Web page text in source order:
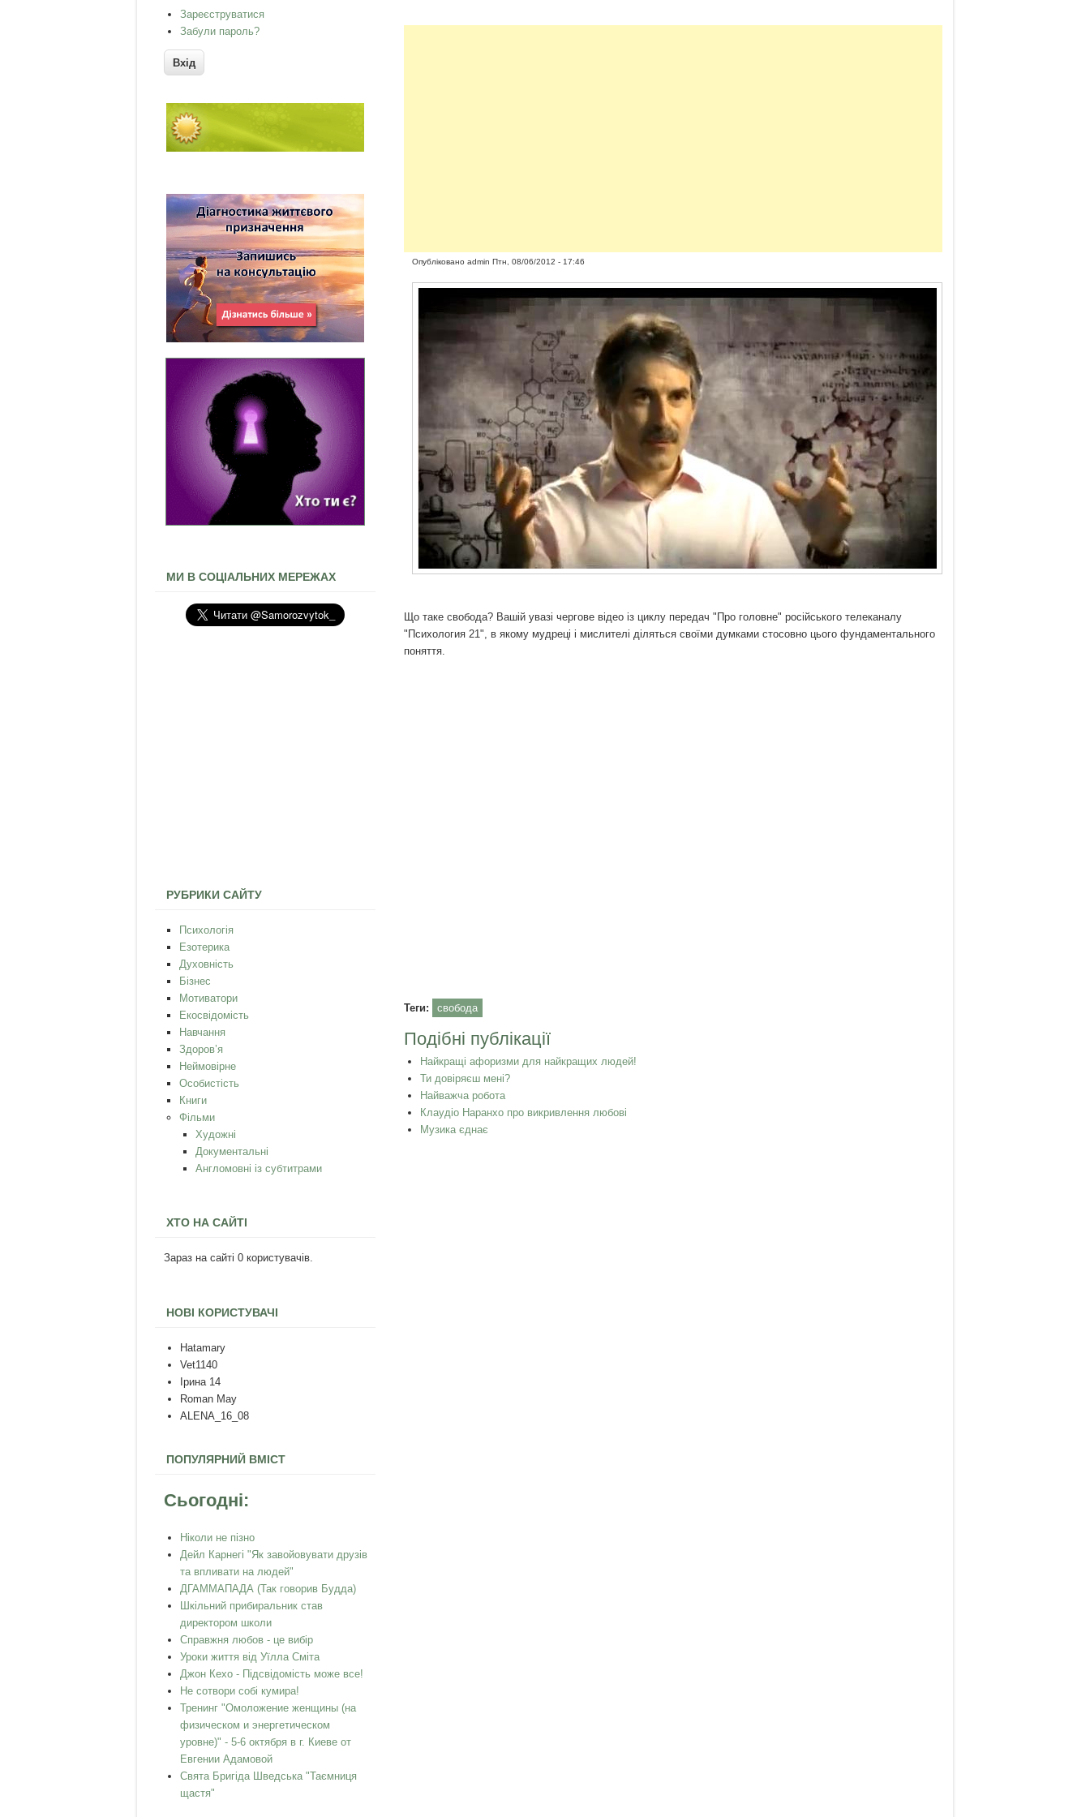
Опублікованоadmin Птн, 08/06/2012 - 17:46
Що таке свобода? Вашій увазі чергове відео із циклу передач "Про головне" російського телеканалу
"Психология 21", в якому мудреці і мислителі діляться своїми думками стосовно цього фундаментального
поняття.
Теги: свобода
Подібні публікації
Найкращі афоризми для найкращих людей!
Ти довіряєш мені?
Найважча робота
Клаудіо Наранхо про викривлення любові
Музика єднає
Зареєструватися
Забули пароль?
МИ В СОЦІАЛЬНИХ МЕРЕЖАХ
РУБРИКИ САЙТУ
Психологія
Езотерика
Духовність
Бізнес
Мотиватори
Екосвідомість
Навчання
Здоров’я
Неймовірне
Особистість
Книги
Фільми
Художні
Документальні
Англомовні із субтитрами
ХТО НА САЙТІ
Зараз на сайті 0 користувачів.
НОВІ КОРИСТУВАЧІ
Hatamary
Vet1140
Ірина 14
Roman May
ALENA_16_08
ПОПУЛЯРНИЙ ВМІСТ
Сьогодні:
Ніколи не пізно
Дейл Карнегі "Як завойовувати друзів
та впливати на людей"
ДГАММАПАДА (Так говорив Будда)
Шкільний прибиральник став
директором школи
Справжня любов - це вибір
Уроки життя від Уїлла Сміта
Джон Кехо - Підсвідомість може все!
Не сотвори собі кумира!
Тренинг "Омоложение женщины (на
физическом и энергетическом
уровне)" - 5-6 октября в г. Киеве от
Евгении Адамовой
Свята Бригіда Шведська "Таємниця
щастя"